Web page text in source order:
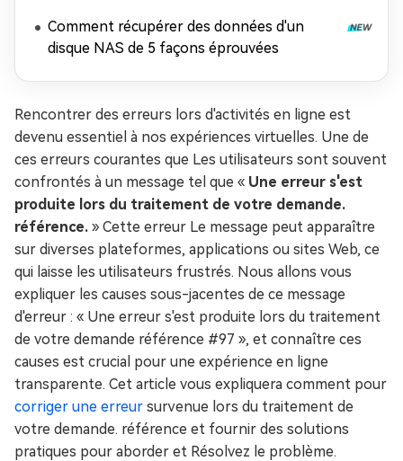
Comment récupérer des données d'un
disque NAS de 5 façons éprouvées
Rencontrer des erreurs lors d'activités en ligne est
devenu essentiel à nos expériences virtuelles. Une de
ces erreurs courantes que Les utilisateurs sont souvent
confrontés à un message tel que « Une erreur s'est
produite lors du traitement de votre demande.
référence. » Cette erreur Le message peut apparaître
sur diverses plateformes, applications ou sites Web, ce
qui laisse les utilisateurs frustrés. Nous allons vous
expliquer les causes sous-jacentes de ce message
d'erreur : « Une erreur s'est produite lors du traitement
de votre demande référence #97 », et connaître ces
causes est crucial pour une expérience en ligne
transparente. Cet article vous expliquera comment pour
corriger une erreur survenue lors du traitement de
votre demande. référence et fournir des solutions
pratiques pour aborder et Résolvez le problème.